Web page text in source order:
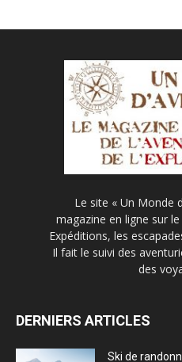
Le site « Un Monde
magazine en ligne sur le
Expéditions, les
Il fait le suivi des
des
DERNIERS ARTICLES
Ski de